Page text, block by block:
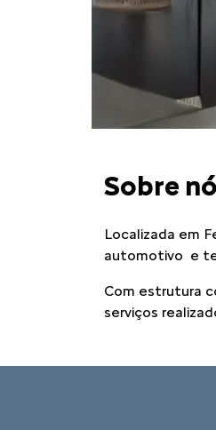
Sobre
Localizada em
automotivo e
Com estrutura
serviços